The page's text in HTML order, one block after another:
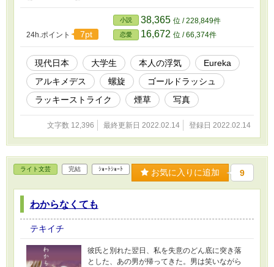
の話は浮気を肯定・推奨しているものではあり
ません。 ※ムーンライトノベルズ、エブリスタ
でも公開しています。
24h.ポイント
7pt
小説 38,365 位 / 228,849件
恋愛 16,672 位 / 66,374件
現代日本 大学生 本人の浮気
Eureka
アルキメデス
螺旋
ゴールドラッシュ
ラッキーストライク
煙草 写真
文字数 12,396 最終更新日 2022.02.14 登録日 2022.02.14
ライト文芸 完結 ｼｮｰﾄｼｮｰﾄ お気に入りに追加 9
わからなくても
テキイチ
彼氏と別れた翌日、私を失意のどん底に突き落
とした、あの男が帰ってきた。男は笑いながら